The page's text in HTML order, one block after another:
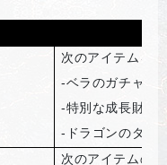
次のアイテムを
-ベラのガチャパ
-特別な成長財貨
- ドラゴンのダイ
次のアイテムの